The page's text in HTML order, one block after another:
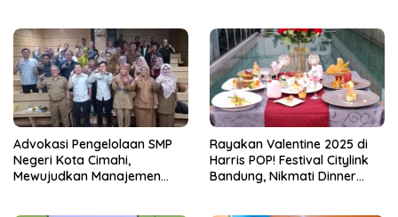
Advokasi Pengelolaan SMP
Negeri Kota Cimahi,
Mewujudkan Manajemen
Rayakan Valentine 2025 di
Harris POP! Festival Citylink
Bandung, Nikmati Dinner